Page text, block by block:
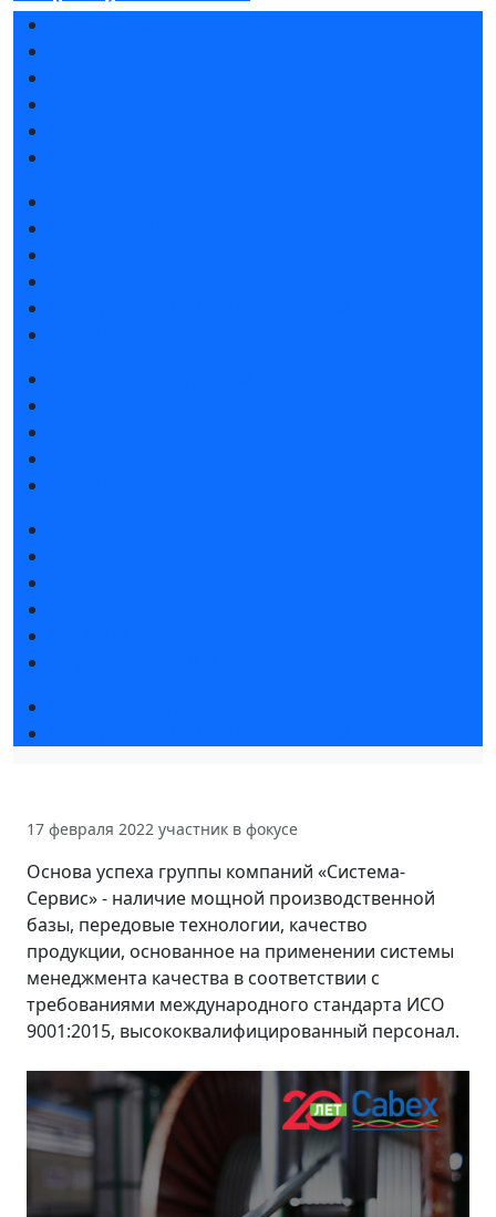
17 февраля 2022 участник в фокусе
Основа успеха группы компаний «Система-
Сервис» - наличие мощной производственной
базы, передовые технологии, качество
продукции, основанное на применении системы
менеджмента качества в соответствии с
требованиями международного стандарта ИСО
9001:2015, высококвалифицированный персонал.